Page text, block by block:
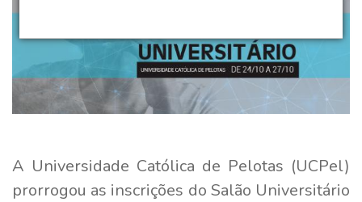
A Universidade Católica de Pelotas (UCPel)
prorrogou as inscrições do Salão Universitário